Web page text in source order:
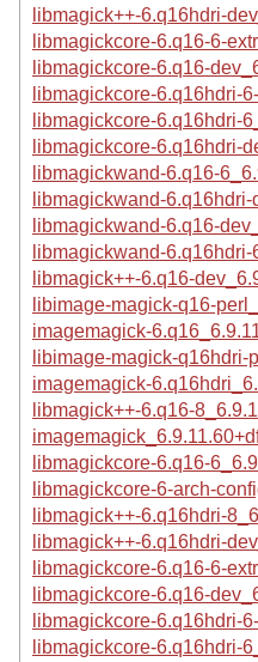
libmagick++-6.q16hdri-
libmagickcore-6.q16-6-
libmagickcore-6.q16-
libmagickcore-6.q16hdri-
libmagickcore-6.q16hdri-
libmagickcore-6.q16hdri-
libmagickwand-6.q16-
libmagickwand-
libmagickwand-6.q16-
libmagickwand-
libmagick++-6.q16-
libimage-magick-q16-
imagemagick-
libimage-magick-q16hdri-
imagemagick-
libmagick++-6.q16-
libmagickcore-6.q16-
libmagickcore-6-arch-
libmagick++-6.q16hdri-
libmagick++-6.q16hdri-
libmagickcore-6.q16-6-
libmagickcore-6.q16-
libmagickcore-6.q16hdri-
libmagickcore-6.q16hdri-